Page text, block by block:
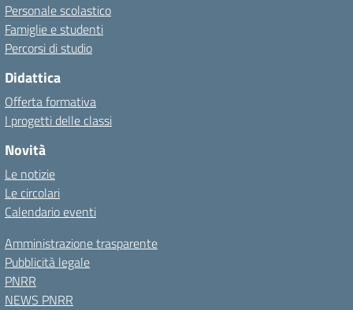
Personale scolastico
Famiglie e studenti
Percorsi di studio
Didattica
Offerta formativa
I progetti delle classi
Novità
Le notizie
Le circolari
Calendario eventi
Amministrazione trasparente
Pubblicità legale
PNRR
NEWS PNRR